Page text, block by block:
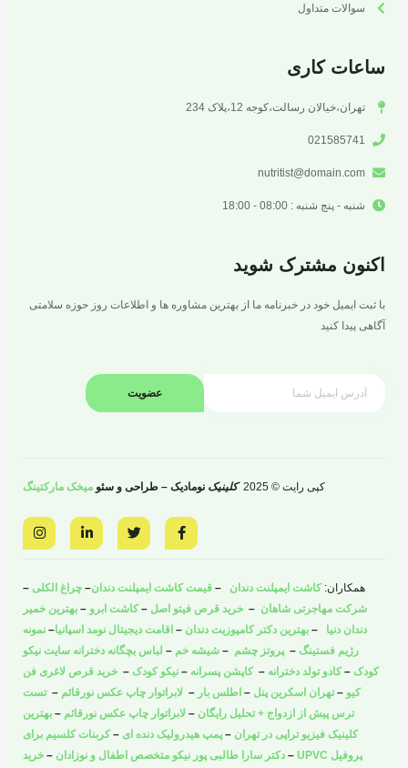
سوالات متداول
ساعات کاری
تهران،خیالان رسالت،کوجه 12،پلاک 234
021585741
nutritist@domain.com
شنبه - پنج شنبه : 08:00 - 18:00
اکنون مشترک شوید
با ثبت ایمیل خود در خبرنامه ما از بهترین مشاوره ها و اطلاعات روز حوزه سلامتی
آگاهی پیدا کنید
عضویت
کپی رایت © 2025 کلینیک نومادیک – طراحی و سئو میخک مارکتینگ
F
a
c
o
o
k
-
w
i
e
r
L
i
n
d
-
n
I
n
s
g
r
a
m
همکاران: کاشت ایمپلنت دندان – قیمت کاشت ایمپلنت دندان– چراغ الکلی –
شرکت مهاجرتی شاهان – خرید قرص فیتو اصل –کاشت ابرو – بهترین خمیر
دندان دنیا – بهترین دکتر کامپوزیت دندان – اقامت دیجیتال نومد اسپانیا– نمونه
رژیم فستینگ – پروتز چشم – شیشه خم – لباس بچگانه دخترانه سایت نیکو
کودک –کادو تولد دخترانه –کاپشن پسرانه – نیکو کودک – خرید قرص لاغری فن
کیو –تهران اسکرین پنل – اطلس بار – لابراتوار چاپ عکس نورقائم –تست
ترس پیش از ازدواج + تحلیل رایگان – لابراتوار چاپ عکس نورقائم – بهترین
کلینیک فیزیو تراپی در تهران – پمپ هیدرولیک دنده ای –کربنات کلسیم برای
پروفیل UPVC
– دکتر سارا طالبی پور نیکو متخصص اطفال و نوزادان – خرید